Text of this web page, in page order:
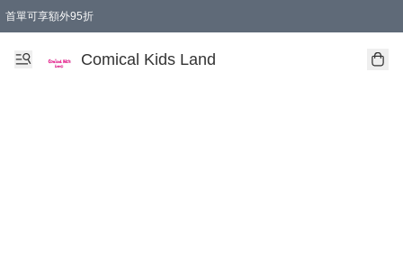
首單可享額外95折
Comical Kids Land